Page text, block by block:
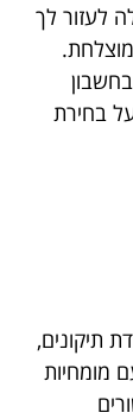
לעזור לך
בחירת
תיקונים,
מומחיות